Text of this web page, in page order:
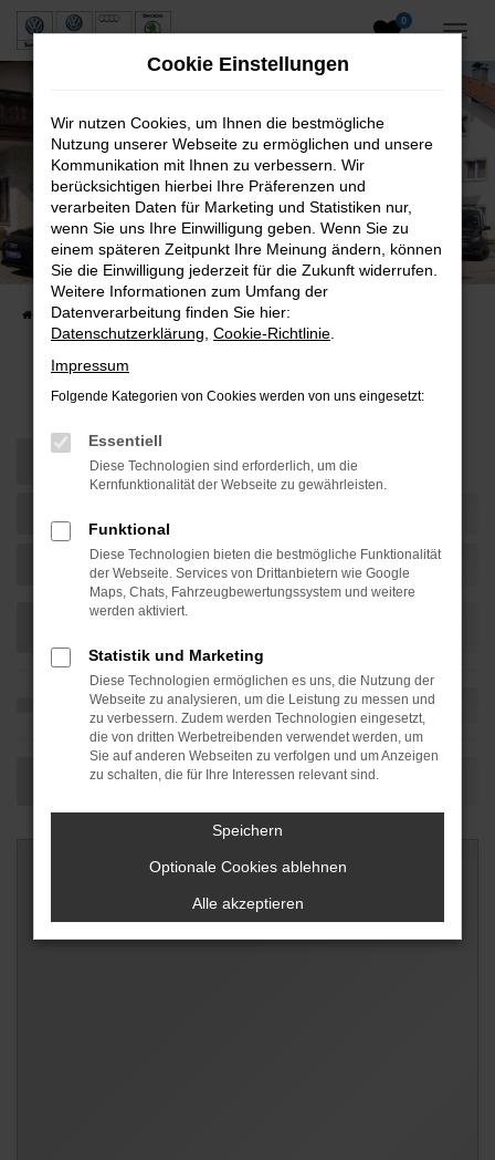
Zum
0
Neuwagen und Gebrauchtwagen
VW, VW Nutzfahrzeuge, Audi & Skoda
Startseite Fahrzeuge Fahrzeugsuche
Fahrzeug-Showroom
Cookie Einstellungen
Wir nutzen Cookies, um Ihnen die bestmögliche
Nutzung unserer Webseite zu ermöglichen und unsere
Kommunikation mit Ihnen zu verbessern. Wir
berücksichtigen hierbei Ihre Präferenzen und
verarbeiten Daten für Marketing und Statistiken nur,
wenn Sie uns Ihre Einwilligung geben. Wenn Sie zu
einem späteren Zeitpunkt Ihre Meinung ändern, können
Sie die Einwilligung jederzeit für die Zukunft widerrufen.
Weitere Informationen zum Umfang der
Datenverarbeitung finden Sie hier:
Datenschutzerklärung Cookie-Richtlinie
Impressum
Folgende Kategorien von Cookies werden von uns eingesetzt:
Essentiell
Diese Technologien sind erforderlich, um die
Kernfunktionalität der Webseite zu gewährleisten.
Funktional
Diese Technologien bieten die bestmögliche Funktionalität
der Webseite. Services von Drittanbietern wie Google
Maps, Chats, Fahrzeugbewertungssystem und weitere
werden aktiviert.
Statistik und Marketing
Diese Technologien ermöglichen es uns, die Nutzung der
Webseite zu analysieren, um die Leistung zu messen und
zu verbessern. Zudem werden Technologien eingesetzt,
die von dritten Werbetreibenden verwendet werden, um
Sie auf anderen Webseiten zu verfolgen und um Anzeigen
zu schalten, die für Ihre Interessen relevant sind.
Speichern
Optionale Cookies ablehnen
Alle akzeptieren